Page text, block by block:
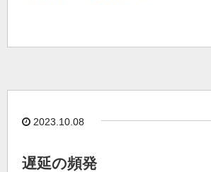
2023.10.08
遅延の頻発